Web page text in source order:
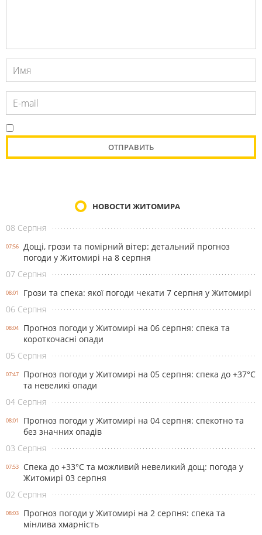
НОВОСТИ ЖИТОМИРА
08 Серпня
07:56
Дощі, грози та помірний вітер: детальний прогноз
погоди у Житомирі на 8 серпня
07 Серпня
08:01
Грози та спека: якої погоди чекати 7 серпня у Житомирі
06 Серпня
08:04
Прогноз погоди у Житомирі на 06 серпня: спека та
короткочасні опади
05 Серпня
07:47
Прогноз погоди у Житомирі на 05 серпня: спека до +37°С
та невеликі опади
04 Серпня
08:01
Прогноз погоди у Житомирі на 04 серпня: спекотно та
без значних опадів
03 Серпня
07:53
Спека до +33°С та можливий невеликий дощ: погода у
Житомирі 03 серпня
02 Серпня
08:03
Прогноз погоди у Житомирі на 2 серпня: спека та
мінлива хмарність